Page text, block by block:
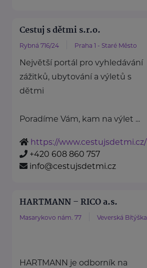
Cestuj s dětmi s.r.o.
Rybná 716/24 Praha 1 - Staré Město
Největší portál pro vyhledávání
zážitků, ubytování a výletů s
dětmi
Poradíme Vám, kam na výlet ...
https://www.cestujsdetmi.cz/
+420 608 860 757
info@cestujsdetmi.cz
HARTMANN – RICO a.s.
Masarykovo nám. 77 Veverská Bítýška
HARTMANN je odborník na